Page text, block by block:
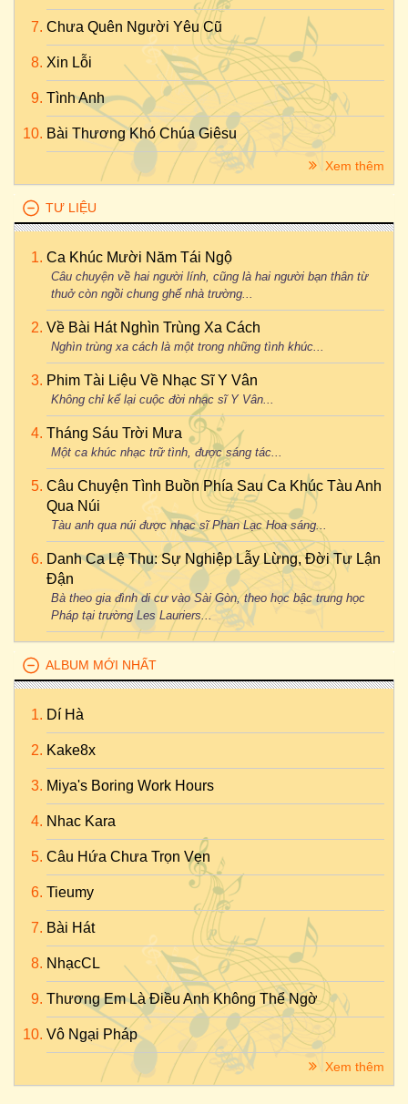
Chưa Quên Người Yêu Cũ
Xin Lỗi
Tình Anh
Bài Thương Khó Chúa Giêsu
Xem thêm
TƯ LIỆU
Ca Khúc Mười Năm Tái Ngộ
Câu chuyện về hai người lính, cũng là hai người bạn thân từ
thuở còn ngồi chung ghế nhà trường...
Về Bài Hát Nghìn Trùng Xa Cách
Nghìn trùng xa cách là một trong những tình khúc...
Phim Tài Liệu Về Nhạc Sĩ Y Vân
Không chỉ kể lại cuộc đời nhạc sĩ Y Vân...
Tháng Sáu Trời Mưa
Một ca khúc nhạc trữ tình, được sáng tác...
Câu Chuyện Tình Buồn Phía Sau Ca Khúc Tàu Anh
Qua Núi
Tàu anh qua núi được nhạc sĩ Phan Lạc Hoa sáng...
Danh Ca Lệ Thu: Sự Nghiệp Lẫy Lừng, Đời Tư Lận
Đận
Bà theo gia đình di cư vào Sài Gòn, theo học bậc trung học
Pháp tại trường Les Lauriers...
ALBUM MỚI NHẤT
Dí Hà
Kake8x
Miya's Boring Work Hours
Nhac Kara
Câu Hứa Chưa Trọn Vẹn
Tieumy
Bài Hát
NhạcCL
Thương Em Là Điều Anh Không Thể Ngờ
Vô Ngại Pháp
Xem thêm